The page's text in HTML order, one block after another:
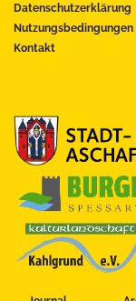
Datenschutzerklärung
Nutzungsbedingungen
Kontakt